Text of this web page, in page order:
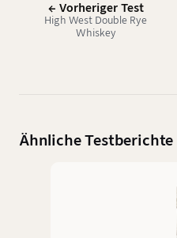
← Vorheriger Test
High West Double Rye
Whiskey
Ähnliche Testberichte